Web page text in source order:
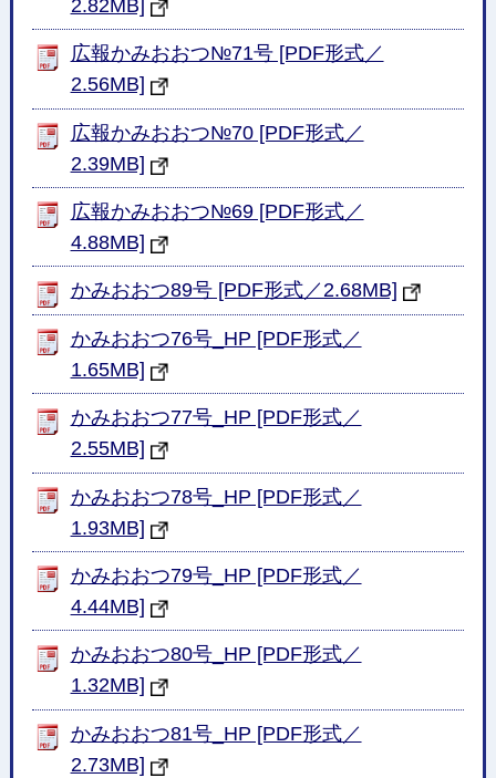
2.82MB]
広報かみおおつ№71号 [PDF形式／
2.56MB]
広報かみおおつ№70 [PDF形式／
2.39MB]
広報かみおおつ№69 [PDF形式／
4.88MB]
かみおおつ89号 [PDF形式／2.68MB]
かみおおつ76号_HP [PDF形式／
1.65MB]
かみおおつ77号_HP [PDF形式／
2.55MB]
かみおおつ78号_HP [PDF形式／
1.93MB]
かみおおつ79号_HP [PDF形式／
4.44MB]
かみおおつ80号_HP [PDF形式／
1.32MB]
かみおおつ81号_HP [PDF形式／
2.73MB]